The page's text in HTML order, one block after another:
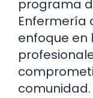
programa
Enfermería
enfoque en
comunidad.